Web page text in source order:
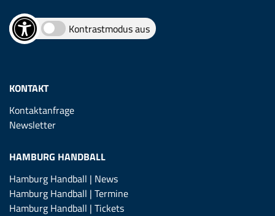
Kontrastmodus aus
KONTAKT
Kontaktanfrage
Newsletter
HAMBURG HANDBALL
Hamburg Handball | News
Hamburg Handball | Termine
Hamburg Handball | Tickets